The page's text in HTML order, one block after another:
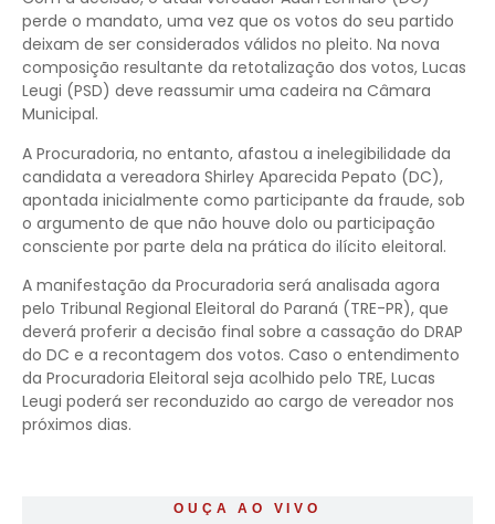
perde o mandato, uma vez que os votos do seu partido
deixam de ser considerados válidos no pleito. Na nova
composição resultante da retotalização dos votos, Lucas
Leugi (PSD) deve reassumir uma cadeira na Câmara
Municipal.
A Procuradoria, no entanto, afastou a inelegibilidade da
candidata a vereadora Shirley Aparecida Pepato (DC),
apontada inicialmente como participante da fraude, sob
o argumento de que não houve dolo ou participação
consciente por parte dela na prática do ilícito eleitoral.
A manifestação da Procuradoria será analisada agora
pelo Tribunal Regional Eleitoral do Paraná (TRE-PR), que
deverá proferir a decisão final sobre a cassação do DRAP
do DC e a recontagem dos votos. Caso o entendimento
da Procuradoria Eleitoral seja acolhido pelo TRE, Lucas
Leugi poderá ser reconduzido ao cargo de vereador nos
próximos dias.
OUÇA AO VIVO